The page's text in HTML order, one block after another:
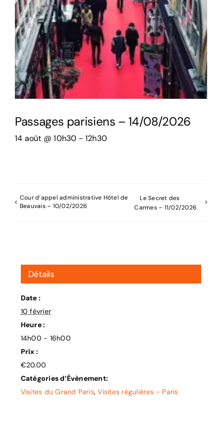
Passages parisiens – 14/08/2026
14 août @ 10h30 - 12h30
Cour d’appel administrative Hôtel de
Beauvais – 10/02/2026
Le Secret des
Carmes – 11/02/2026
Détails
Date :
10 février
Heure :
14h00 - 16h00
Prix :
€20.00
Catégories d’Évènement:
Visites du Grand Paris,Visites régulières - Paris